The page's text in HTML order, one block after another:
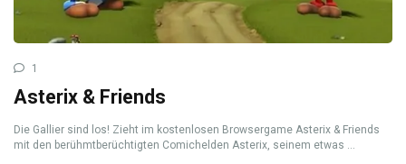
1
Asterix & Friends
Die Gallier sind los! Zieht im kostenlosen Browsergame Asterix & Friends
mit den berühmtberüchtigten Comichelden Asterix, seinem etwas ...